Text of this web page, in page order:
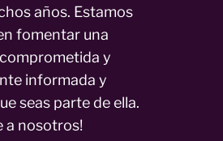
años. Estamos
fomentar una
y
informada y
seas parte de ella.
a nosotros!